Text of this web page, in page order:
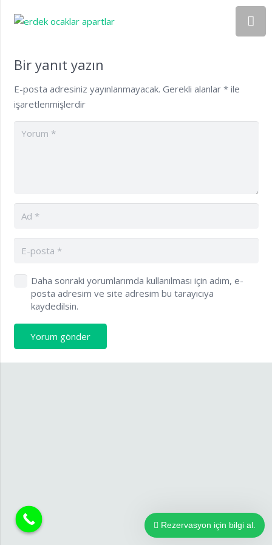
Bir yanıt yazın
E-posta adresiniz yayınlanmayacak. Gerekli alanlar *ile
işaretlenmişlerdir
Daha sonraki yorumlarımda kullanılması için adım, e-
posta adresim ve site adresim bu tarayıcıya
kaydedilsin.
Yorum gönder
Rezervasyon için bilgi al.